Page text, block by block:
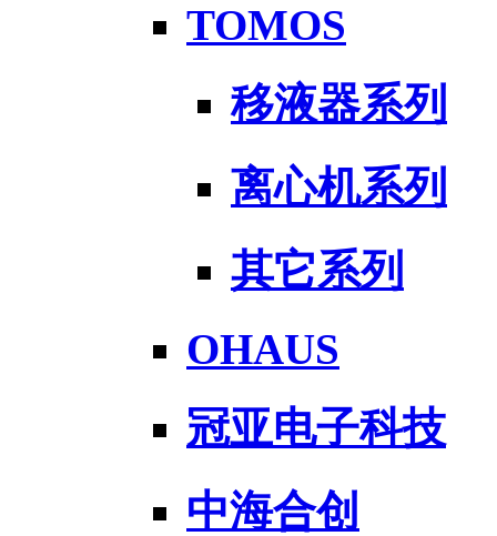
TOMOS
移液器系列
离心机系列
其它系列
OHAUS
冠亚电子科技
中海合创